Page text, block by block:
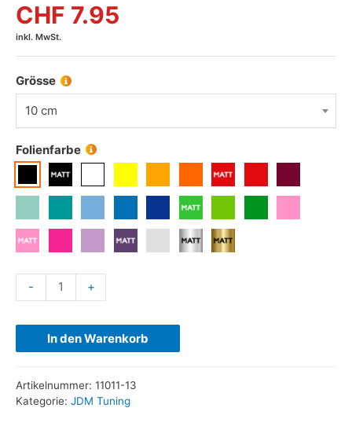
CHF 7.95
inkl. MwSt.
Grösse
10 cm
Folienfarbe
- +
In den Warenkorb
Artikelnummer: 11011-13
Kategorie: JDM Tuning